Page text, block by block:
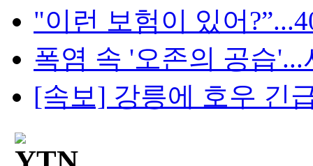
"이런 보험이 있어
폭염 속 '오존의 공습'...
[속보] 강릉에 호우 긴